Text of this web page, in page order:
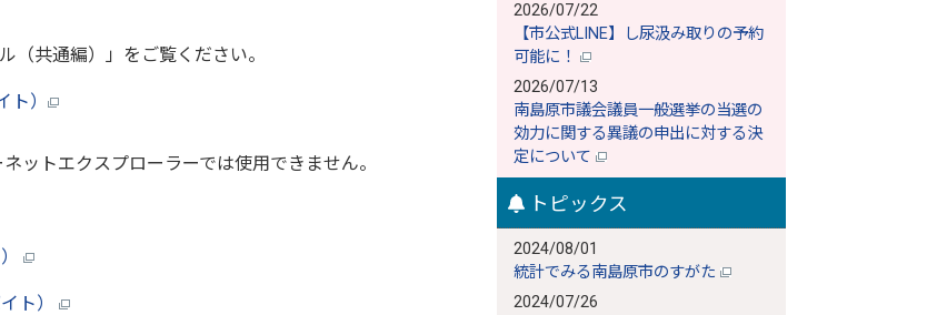
（共通編）」をご覧ください。
）
エクスプローラーでは使用できません。
ト）
2026/07/22
【市公式LINE】し尿汲み取りの予約
可能に！
2026/07/13
南島原市議会議員一般選挙の当選の
効力に関する異議の申出に対する決
定について
トピックス
2024/08/01
統計でみる南島原市のすがた
2024/07/26